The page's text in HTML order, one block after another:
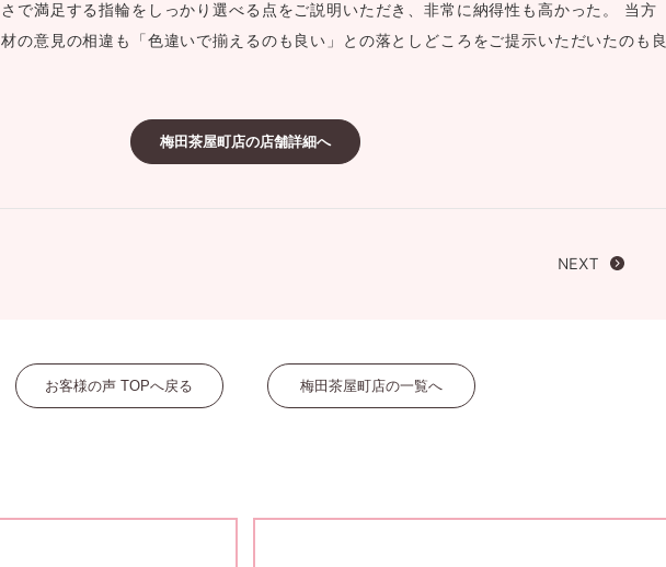
プ
で満足する指輪をしっかり選べる点をご説明いただき、非常に納得性も高かった。 当方
の意見の相違も「色違いで揃えるのも良い」との落としどころをご提示いただいたのも良
梅田茶屋町店の店舗詳細へ
NEXT
お客様の声 TOPへ戻る 梅田茶屋町店の一覧へ